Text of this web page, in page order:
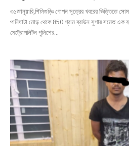
৩১জানুয়ারি,শিলিগুড়িঃ গোপন সূত্রের খবরের ভিত্তিতে
পানিঘাটা মোড় থেকে 850 গ্রাম ব্রাউন সুগার সমেত এক
মেট্রোপলিটন পুলিশের...